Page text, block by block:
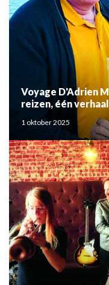
Voyage D'Adrien
reizen, één
Mouden
1 oktober 2025